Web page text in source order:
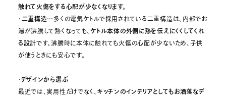
触れて火傷をする心配が少なくなります。
・二重構造…多くの電気ケトルで採用されている二重構造は、内部でお
湯が沸騰して熱くなっても、ケトル本体の外側に熱を伝えにくくしてくれ
る設計です。沸騰時に本体に触れても火傷の心配が少ないため、子供
が使うときにも安心です。
・デザインから選ぶ
最近では、実用性だけでなく、キッチンのインテリアとしてもお洒落なデ